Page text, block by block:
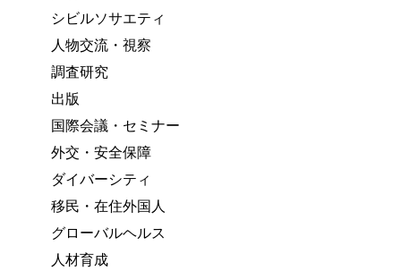
シビルソサエティ
人物交流・視察
調査研究
出版
国際会議・セミナー
外交・安全保障
ダイバーシティ
移民・在住外国人
グローバルヘルス
人材育成